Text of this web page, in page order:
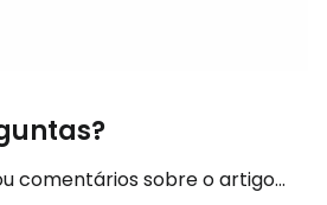
comentários sobre o artigo...